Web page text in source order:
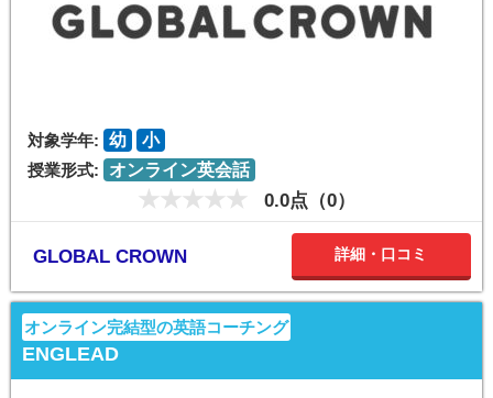
対象学年: 幼
小
授業形式:
オンライン英会話
0.0点（0）
GLOBAL CROWN 詳細・口コミ
オンライン完結型の英語コーチング
ENGLEAD